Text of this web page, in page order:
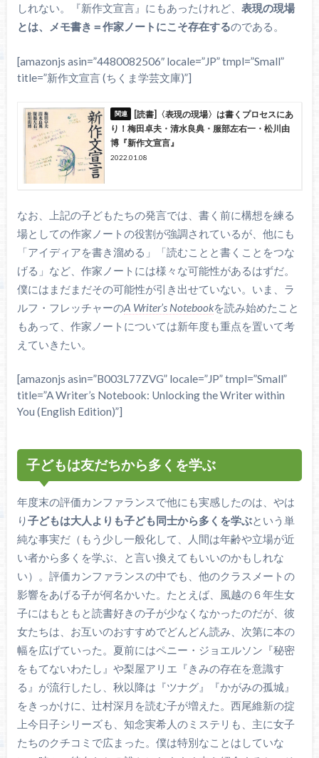
しれない。『新作文宣言』にもあったけれど、 表現の現場
とは、メモ書き＝作家ノートにこそ存在するのである。
[amazonjs asin=”4480082506″ locale=”JP” tmpl=”Small”
title=”新作文宣言 (ちくま学芸文庫)”]
[読書]〈表現の現場〉は書くプロセスにあ
り！梅田卓夫・清水良典・服部左右一・松川由
博『新作文宣言』
2022.01.08
なお、上記の子どもたちの発言では、書く前に構想を練る
場としての作家ノートの役割が強調されているが、他にも
「アイディアを書き溜める」「読むことと書くことをつな
げる」など、作家ノートには様々な可能性があるはずだ。
僕にはまだまだその可能性が引き出せていない。いま、ラ
ルフ・フレッチャーのA Writer’s Notebookを読み始めたこと
もあって、作家ノートについては新年度も重点を置いて考
えていきたい。
[amazonjs asin=”B003L77ZVG” locale=”JP” tmpl=”Small”
title=”A Writer’s Notebook: Unlocking the Writer within
You (English Edition)”]
子どもは友だちから多くを学ぶ
年度末の評価カンファランスで他にも実感したのは、やは
り子どもは大人よりも子ども同士から多くを学ぶという単
純な事実だ（もう少し一般化して、人間は年齢や立場が近
い者から多くを学ぶ、と言い換えてもいいのかもしれな
い）。評価カンファランスの中でも、他のクラスメートの
影響をあげる子が何名かいた。たとえば、風越の６年生女
子にはもともと読書好きの子が少なくなかったのだが、彼
女たちは、お互いのおすすめでどんどん読み、次第に本の
幅を広げていった。夏前にはペニー・ジョエルソン『秘密
をもてないわたし』や梨屋アリエ『きみの存在を意識す
る』が流行したし、秋以降は『ツナグ』『かがみの孤城』
をきっかけに、辻村深月を読む子が増えた。西尾維新の掟
上今日子シリーズも、知念実希人のミステリも、主に女子
たちのクチコミで広まった。僕は特別なことはしていな